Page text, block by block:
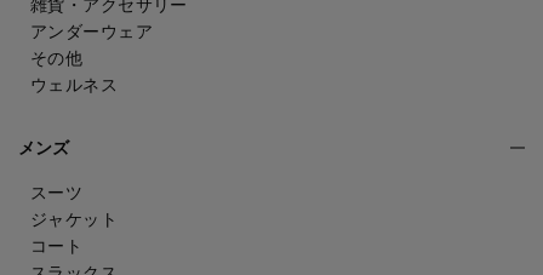
雑貨・アクセサリー
アンダーウェア
その他
ウェルネス
メンズ
スーツ
ジャケット
コート